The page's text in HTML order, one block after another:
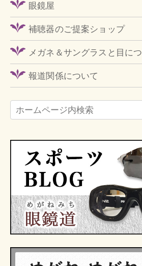
眼鏡屋
補聴器のご提案ショップ
メガネ＆サングラスと目に
報道関係について